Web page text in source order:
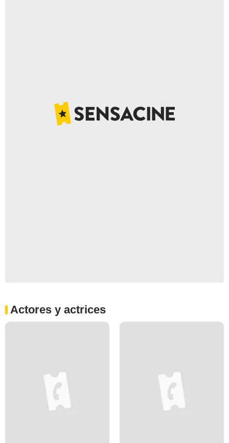
Actores y actrices